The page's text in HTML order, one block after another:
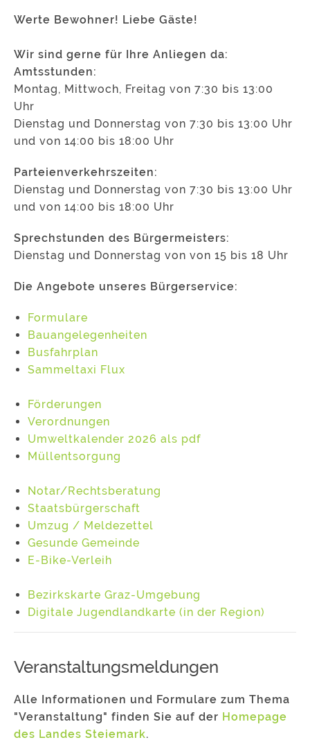
Werte Bewohner! Liebe Gäste!
Wir sind gerne für Ihre Anliegen da:
Amtsstunden:
Montag, Mittwoch, Freitag von 7:30 bis 13:00
Uhr
Dienstag und Donnerstag von 7:30 bis 13:00 Uhr
und von 14:00 bis 18:00 Uhr
Parteienverkehrszeiten:
Dienstag und Donnerstag von 7:30 bis 13:00 Uhr
und von 14:00 bis 18:00 Uhr
Sprechstunden des Bürgermeisters:
Dienstag und Donnerstag von von 15 bis 18 Uhr
Die Angebote unseres Bürgerservice:
Formulare
Bauangelegenheiten
Busfahrplan
Sammeltaxi Flux
Förderungen
Verordnungen
Umweltkalender 2026 als pdf
Müllentsorgung
Notar/Rechtsberatung
Staatsbürgerschaft
Umzug / Meldezettel
Gesunde Gemeinde
E-Bike-Verleih
Bezirkskarte Graz-Umgebung
Digitale Jugendlandkarte (in der Region)
Veranstaltungsmeldungen
Alle Informationen und Formulare zum Thema
"Veranstaltung" finden Sie auf der Homepage
des Landes Steiemark.